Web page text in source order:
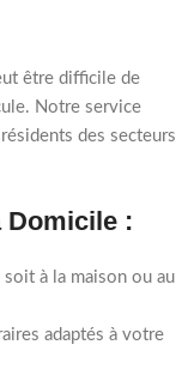
être difficile de
Notre service
des secteurs
Domicile :
à la maison ou au
adaptés à votre